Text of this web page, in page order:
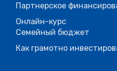
Партнерское
Онлайн-курс
Семейный бюджет
Как грамотно